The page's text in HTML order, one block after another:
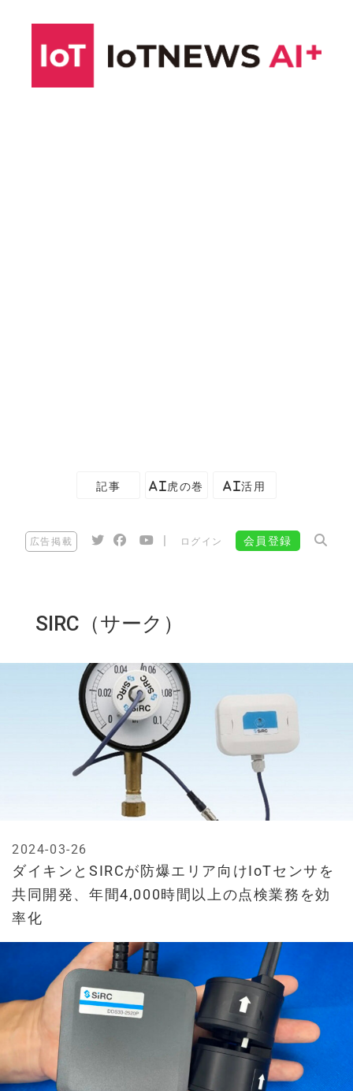
記事 AI虎の巻 AI活用
広告掲載 ログイン 会員登録
SIRC（サーク）
ダイキンとSIRCが防爆エリア向けIoTセンサを
共同開発、年間4,000時間以上の点検業務を効
率化
2024-03-26